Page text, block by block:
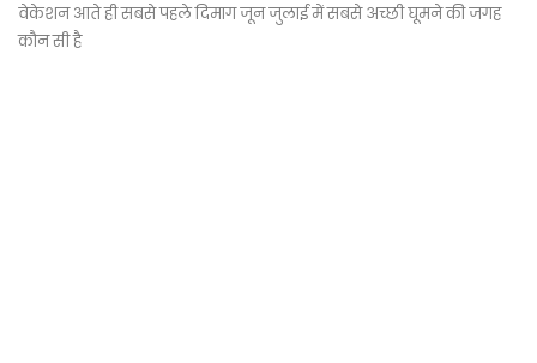
वेकेशन आते ही सबसे पहले दिमाग जून जुलाई में सबसे अच्छी घूमने की जगह
कौन सी है